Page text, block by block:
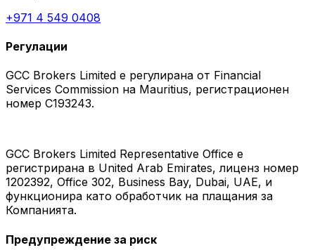
+971 4 549 0408
Регулации
GCC Brokers Limited е регулирана от Financial
Services Commission на Mauritius, регистрационен
номер C193243.
GCC Brokers Limited Representative Office е
регистрирана в United Arab Emirates, лиценз номер
1202392, Office 302, Business Bay, Dubai, UAE, и
функционира като обработчик на плащания за
Компанията.
Предупреждение за риск